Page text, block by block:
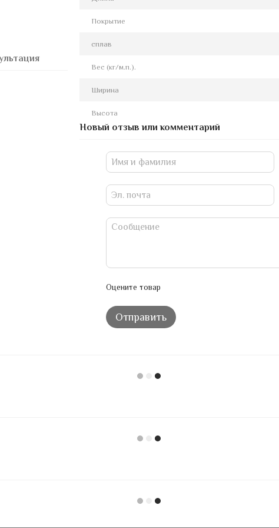
Покрытие
сплав
Вес (кг/м.п.).
Ширина
Высота
Новый отзыв или комментарий
Оцените товар
Отправить